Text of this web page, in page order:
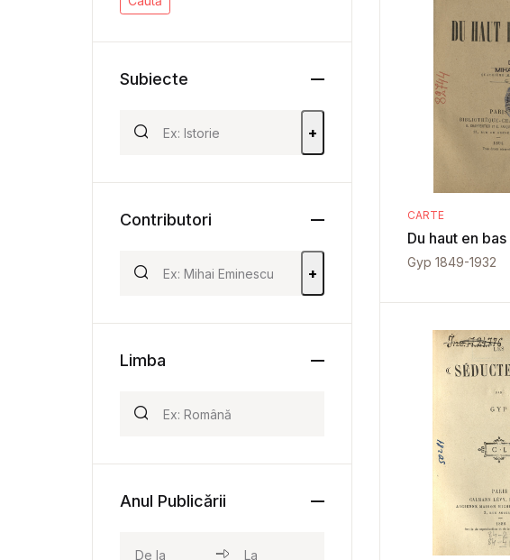
CARTE
Du haut en bas
Gyp 1849-1932
Subiecte
+
Contributori
+
Limba
Anul Publicării